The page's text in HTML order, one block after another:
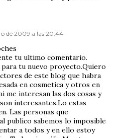
de 2009 a las 20:44
tu ultimo comentario.
tu nuevo proyecto.Quiero
de este blog que habra
en cosmetica y otros en
me interesan las dos cosas y
interesantes.Lo estas
Las personas que
publico sabemos lo imposible
a todos y en ello estoy